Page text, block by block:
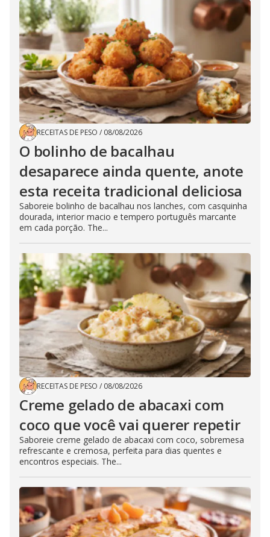
RECEITAS DE PESO / 08/08/2026
O bolinho de bacalhau
desaparece ainda quente, anote
esta receita tradicional deliciosa
Saboreie bolinho de bacalhau nos lanches, com casquinha
dourada, interior macio e tempero português marcante
em cada porção. The...
RECEITAS DE PESO / 08/08/2026
Creme gelado de abacaxi com
coco que você vai querer repetir
Saboreie creme gelado de abacaxi com coco, sobremesa
refrescante e cremosa, perfeita para dias quentes e
encontros especiais. The...